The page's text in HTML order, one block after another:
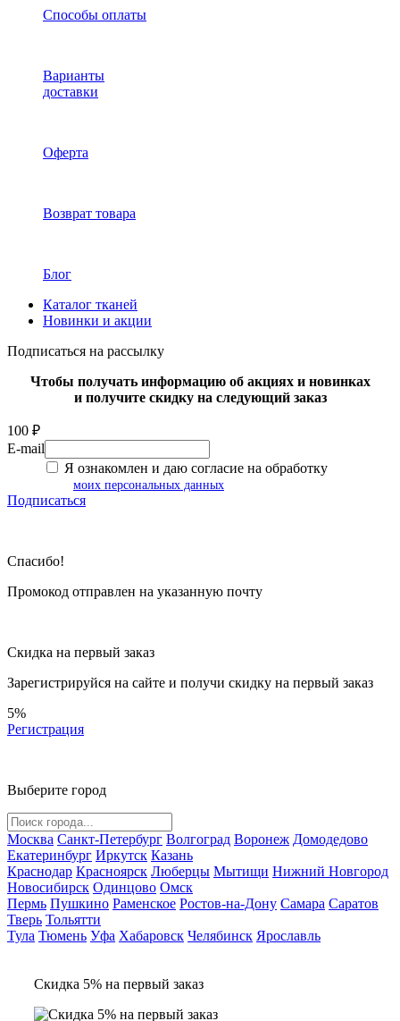
Способы оплаты
Варианты
доставки
Оферта
Возврат товара
Блог
Каталог тканей
Новинки и акции
Подписаться на рассылку
Чтобы получать информацию об акциях и новинках
и получите скидку на следующий заказ
100 ₽
E-mail
Я ознакомлен и даю согласие на обработку
моих персональных данных
Подписаться
Спасибо!
Промокод отправлен на указанную почту
Скидка на первый заказ
Зарегистрируйся на сайте и получи скидку на первый заказ
5%
Регистрация
Выберите город
Москва Санкт-Петербург Волгоград Воронеж Домодедово
Екатеринбург Иркутск Казань
Краснодар Красноярск Люберцы Мытищи Нижний Новгород
Новосибирск Одинцово Омск
Пермь Пушкино Раменское Ростов-на-Дону Самара Саратов
Тверь Тольятти
Тула Тюмень Уфа Хабаровск Челябинск Ярославль
Скидка 5% на первый заказ